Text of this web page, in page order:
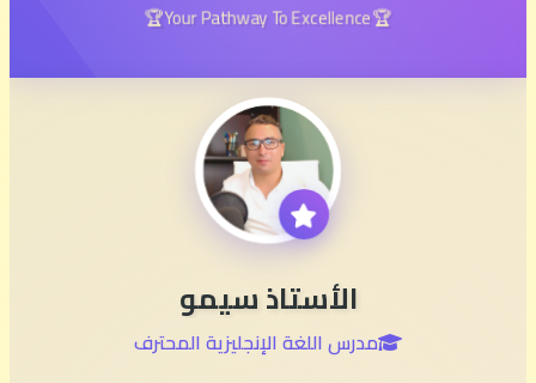
🏆Your Pathway To Excellence🏆
الأستاذ سيمو
مدرس اللغة الإنجليزية المحترف